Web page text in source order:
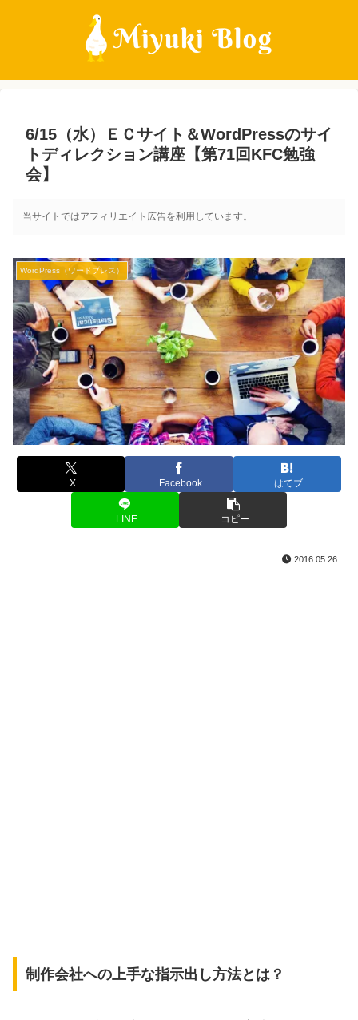
6/15（水）ＥＣサイト＆WordPressのサイ
トディレクション講座【第71回KFC勉強
会】
当サイトではアフィリエイト広告を利用しています。
WordPress（ワードプレス）
X Facebook はてブ
LINE コピー
2016.05.26
制作会社への上手な指示出し方法とは？